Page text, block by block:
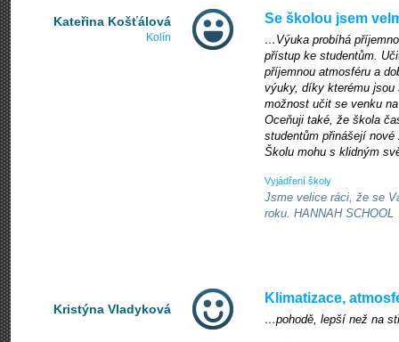
Kateřina Košťálová
Kolín
Se školou jsem
…Výuka probíhá
přístup ke studentům.
příjemnou atmosféru a
výuky, díky kterému
možnost učit se venku
Oceňuji také, že škola
studentům přinášejí
Školu mohu s klidným
Vyjádření školy
Jsme velice ráci, že se
roku. HANNAH SCHOOL
Kristýna Vladyková
Klimatizace,
…pohodě, lepší než na